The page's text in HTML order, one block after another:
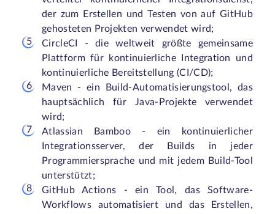
der zum Erstellen und Testen von auf GitHub
gehosteten Projekten verwendet wird;
CircleCI - die weltweit größte gemeinsame
Plattform für kontinuierliche Integration und
kontinuierliche Bereitstellung (CI/CD);
Maven - ein Build-Automatisierungstool, das
hauptsächlich für Java-Projekte verwendet
wird;
Atlassian Bamboo - ein kontinuierlicher
Integrationsserver, der Builds in jeder
Programmiersprache und mit jedem Build-Tool
unterstützt;
GitHub Actions - ein Tool, das Software-
Workflows automatisiert und das Erstellen,